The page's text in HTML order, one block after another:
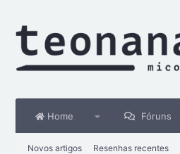
Home Fóruns
Novos artigos Resenhas recentes